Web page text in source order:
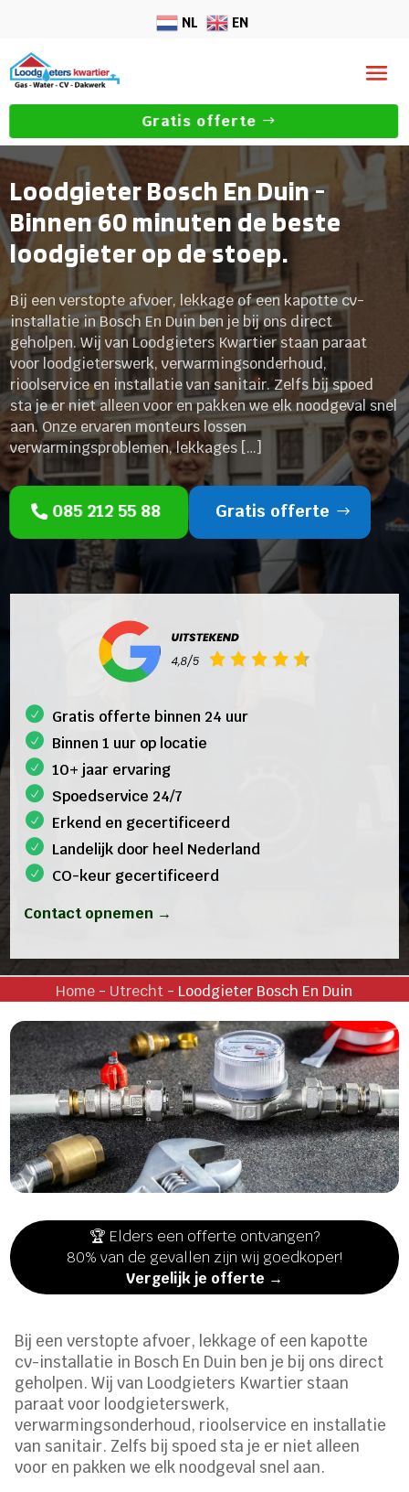
NL EN
Gratis offerte
Loodgieter Bosch En Duin -
Binnen 60 minuten de beste
loodgieter op de stoep.
Bij een verstopte afvoer, lekkage of een kapotte cv-
installatie in Bosch En Duin ben je bij ons direct
geholpen. Wij van Loodgieters Kwartier staan paraat
voor loodgieterswerk, verwarmingsonderhoud,
rioolservice en installatie van sanitair. Zelfs bij spoed
sta je er niet alleen voor en pakken we elk noodgeval snel
aan. Onze ervaren monteurs lossen
verwarmingsproblemen, lekkages […]
085 212 55 88 Gratis offerte
Gratis offerte binnen 24 uur
Binnen 1 uur op locatie
10+ jaar ervaring
Spoedservice 24/7
Erkend en gecertificeerd
Landelijk door heel Nederland
CO-keur gecertificeerd
Contact opnemen →
Home - Utrecht - Loodgieter Bosch En Duin
🏆 Elders een offerte ontvangen?
80% van de gevallen zijn wij goedkoper!
Vergelijk je offerte →
Bij een verstopte afvoer, lekkage of een kapotte
cv-installatie in Bosch En Duin ben je bij ons direct
geholpen. Wij van Loodgieters Kwartier staan
paraat voor loodgieterswerk,
verwarmingsonderhoud, rioolservice en installatie
van sanitair. Zelfs bij spoed sta je er niet alleen
voor en pakken we elk noodgeval snel aan.